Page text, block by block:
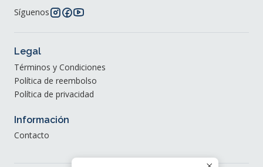
Síguenos
Legal
Términos y Condiciones
Política de reembolso
Política de privacidad
Información
Contacto